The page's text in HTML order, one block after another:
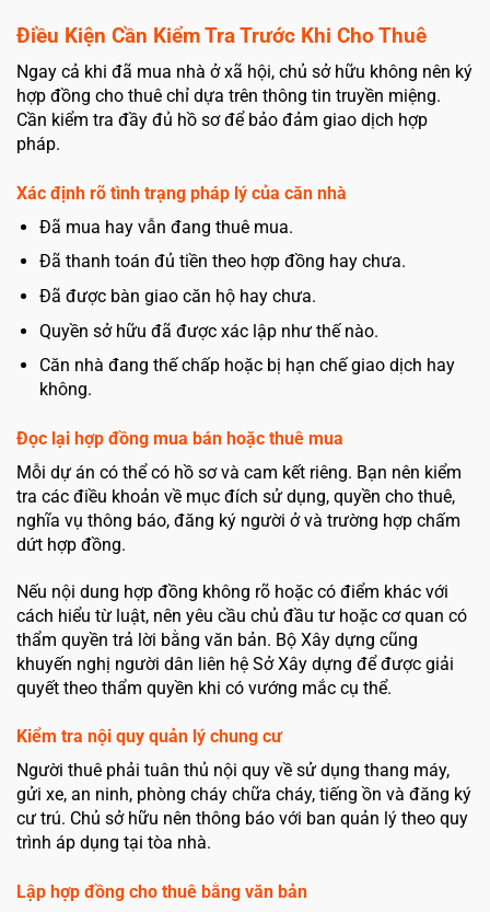
Điều Kiện Cần Kiểm Tra Trước Khi Cho Thuê
Ngay cả khi đã mua nhà ở xã hội, chủ sở hữu không nên ký
hợp đồng cho thuê chỉ dựa trên thông tin truyền miệng.
Cần kiểm tra đầy đủ hồ sơ để bảo đảm giao dịch hợp
pháp.
Xác định rõ tình trạng pháp lý của căn nhà
Đã mua hay vẫn đang thuê mua.
Đã thanh toán đủ tiền theo hợp đồng hay chưa.
Đã được bàn giao căn hộ hay chưa.
Quyền sở hữu đã được xác lập như thế nào.
Căn nhà đang thế chấp hoặc bị hạn chế giao dịch hay
không.
Đọc lại hợp đồng mua bán hoặc thuê mua
Mỗi dự án có thể có hồ sơ và cam kết riêng. Bạn nên kiểm
tra các điều khoản về mục đích sử dụng, quyền cho thuê,
nghĩa vụ thông báo, đăng ký người ở và trường hợp chấm
dứt hợp đồng.
Nếu nội dung hợp đồng không rõ hoặc có điểm khác với
cách hiểu từ luật, nên yêu cầu chủ đầu tư hoặc cơ quan có
thẩm quyền trả lời bằng văn bản. Bộ Xây dựng cũng
khuyến nghị người dân liên hệ Sở Xây dựng để được giải
quyết theo thẩm quyền khi có vướng mắc cụ thể.
Kiểm tra nội quy quản lý chung cư
Người thuê phải tuân thủ nội quy về sử dụng thang máy,
gửi xe, an ninh, phòng cháy chữa cháy, tiếng ồn và đăng ký
cư trú. Chủ sở hữu nên thông báo với ban quản lý theo quy
trình áp dụng tại tòa nhà.
Lập hợp đồng cho thuê bằng văn bản